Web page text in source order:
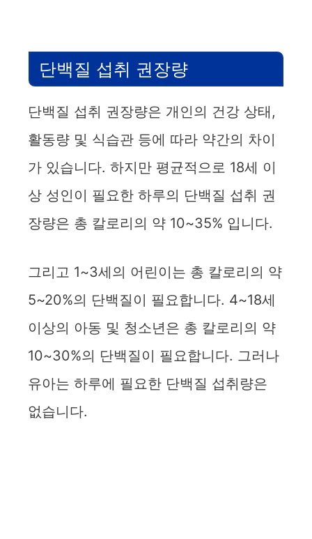
단백질 섭취 권장량
단백질 섭취 권장량은 개인의 건강 상태,
활동량 및 식습관 등에 따라 약간의 차이
가 있습니다. 하지만 평균적으로 18세 이
상 성인이 필요한 하루의 단백질 섭취 권
장량은 총 칼로리의 약 10~35% 입니다.
그리고 1~3세의 어린이는 총 칼로리의 약
5~20%의 단백질이 필요합니다. 4~18세
이상의 아동 및 청소년은 총 칼로리의 약
10~30%의 단백질이 필요합니다. 그러나
유아는 하루에 필요한 단백질 섭취량은
없습니다.